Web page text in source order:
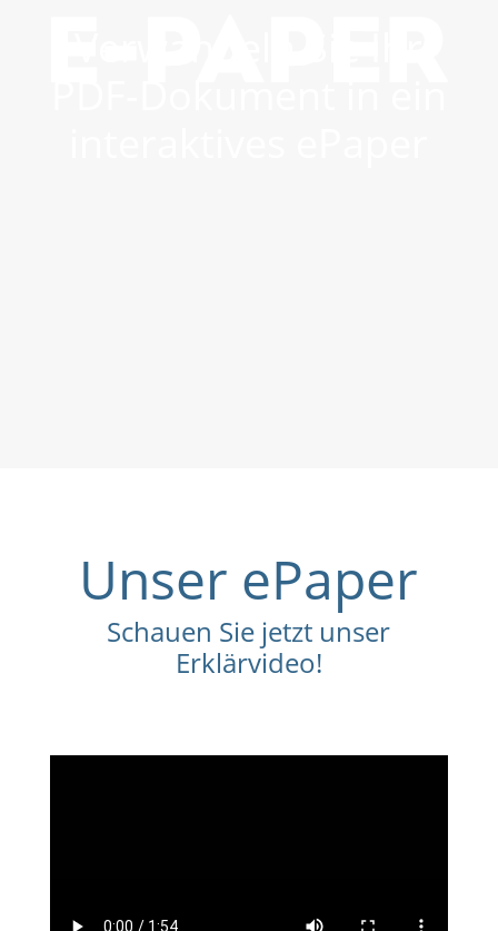
Unser ePaper
Schauen Sie jetzt unser
Erklärvideo!